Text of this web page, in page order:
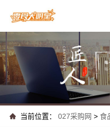
当前位置： 027采购网> 食